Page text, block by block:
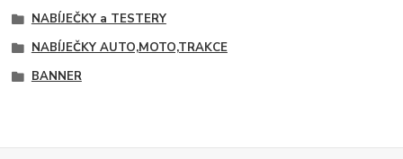
NABÍJEČKY a TESTERY
NABÍJEČKY AUTO,MOTO,TRAKCE
BANNER